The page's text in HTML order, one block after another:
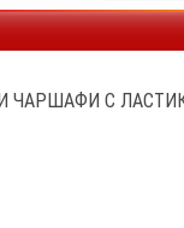
ЧАРШАФИ С